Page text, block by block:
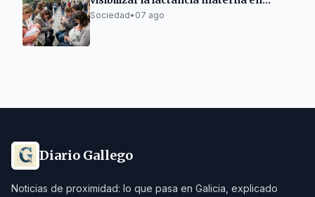
espacios públicos
Sociedad• 07 ago
Diario Gallego
Noticias de proximidad: lo que pasa en Galicia, explicado